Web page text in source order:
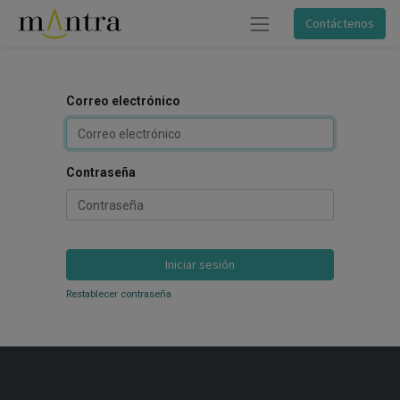
Contáctenos
Correo electrónico
Contraseña
Iniciar sesión
Restablecer contraseña